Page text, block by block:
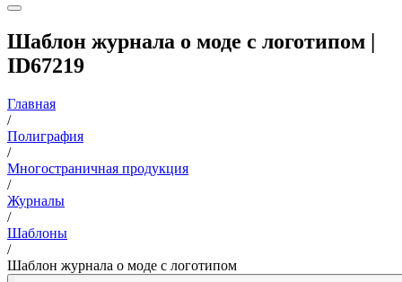
Шаблон журнала о моде с логотипом |
ID67219
Главная
/
Полиграфия
/
Многостраничная продукция
/
Журналы
/
Шаблоны
/
Шаблон журнала о моде с логотипом